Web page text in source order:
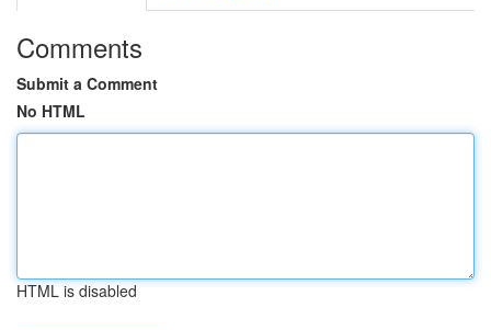
Comments
Submit a Comment
No HTML
HTML is disabled